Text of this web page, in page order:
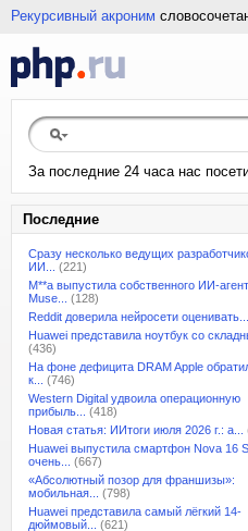
Рекурсивный акроним
За последние 24 часа нас
Последние
Сразу несколько ведущих
ИИ...
(221)
M**a выпустила собственного ИИ-
Muse...
(128)
Reddit доверила нейросети оценивать...
Huawei представила ноутбук со
(436)
На фоне дефицита DRAM Apple
к...
(746)
Western Digital удвоила операционную
прибыль...
(418)
Новая статья: ИИтоги июля 2026 г.: а...
Huawei выпустила смартфон Nova 16
очень...
(667)
«Абсолютный позор для франшизы»:
мобильная...
(798)
Huawei представила самый лёгкий 14-
дюймовый...
(621)